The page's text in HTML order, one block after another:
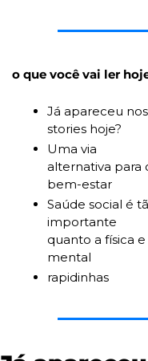
o que você vai ler
Já apareceu nos
stories hoje?
Uma via
alternativa para
bem-estar
Saúde social é
importante
quanto a física e
mental
rapidinhas